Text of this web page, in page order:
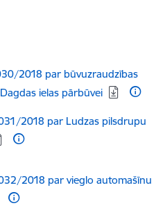
2018 par būvuzraudzības
ielas pārbūvei
2018 par Ludzas pilsdrupu
2018 par vieglo automašīnu